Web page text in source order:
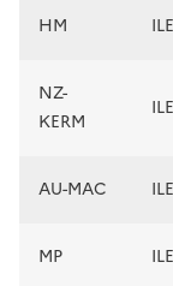
HM
NZ-
KERM
AU-MAC
MP